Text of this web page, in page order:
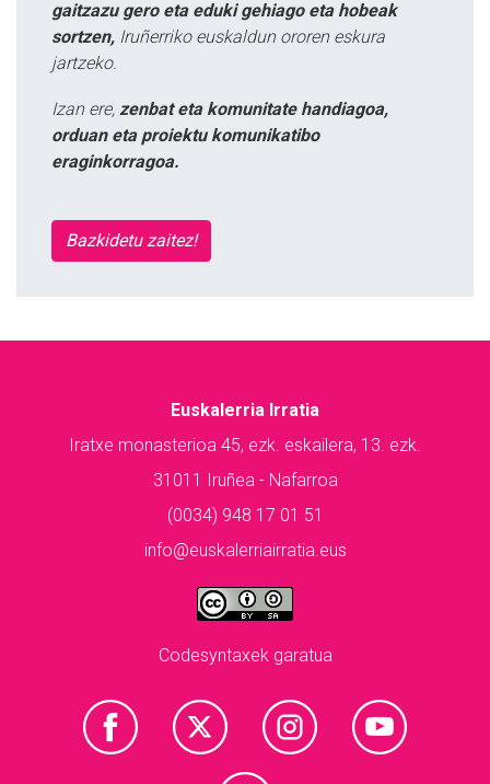
gaitzazu gero eta eduki gehiago eta hobeak
sortzen, Iruñerriko euskaldun ororen eskura
jartzeko.
Izan ere, zenbat eta komunitate handiagoa,
orduan eta proiektu komunikatibo
eraginkorragoa.
Bazkidetu zaitez!
Euskalerria Irratia
Iratxe monasterioa 45, ezk. eskailera, 13. ezk.
31011 Iruñea - Nafarroa
(0034) 948 17 01 51
info@euskalerriairratia.eus
Codesyntaxek garatua